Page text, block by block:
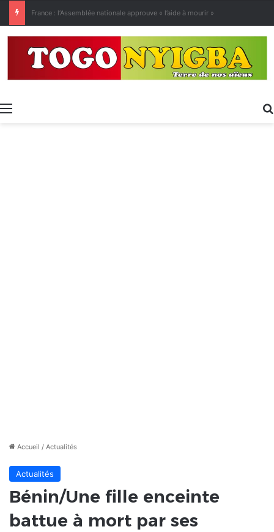
Menu
Accueil / Actualités
Actualités
Bénin/Une fille enceinte
battue à mort par ses